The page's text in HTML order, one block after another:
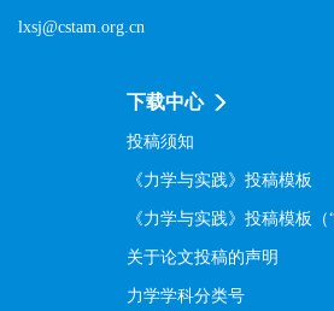
lxsj@cstam.org.cn
下载中心
投稿须知
《力学与实践》投稿模板
《力学与实践》投稿模板（
关于论文投稿的声明
力学学科分类号